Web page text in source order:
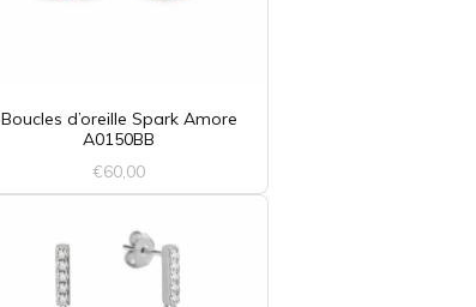
Boucles d’oreille Spark Amore
A0150BB
€60,00